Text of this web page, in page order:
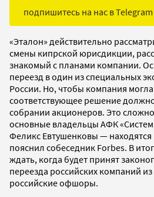
подпишитесь на нас в Telegram
«Эталон» действительно
смены кипрской юрисдикции,
знакомый с планами компании.
переезд в один из специальных
России. Но, чтобы компания
соответствующее решение
собрании акционеров. Это
основные владельцы АФК
Феликс Евтушенковы —
пояснил собеседник Forbes. В
ждать, когда будет принят
переезда российских компаний
российские офшоры.